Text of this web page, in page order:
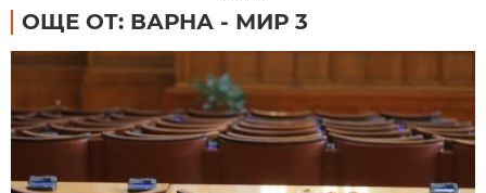
ОЩЕ ОТ: ВАРНА - МИР 3